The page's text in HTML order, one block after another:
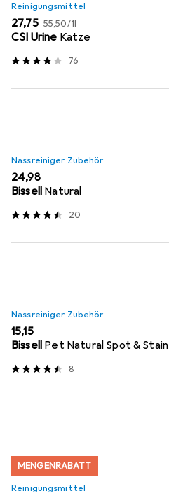
Reinigungsmittel
EUR
27,75 EUR
55,50/1l
CSI Urine Katze
76
Nassreiniger Zubehör
EUR
24,98
Bissell Natural
20
Nassreiniger Zubehör
EUR
15,15
Bissell Pet Natural Spot & Stain
8
MENGENRABATT
Reinigungsmittel